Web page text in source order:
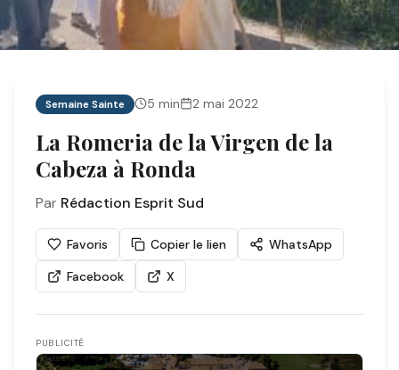
Semaine Sainte 5 min 2 mai 2022
La Romeria de la Virgen de la
Cabeza à Ronda
Par Rédaction Esprit Sud
Favoris Copier le lien
WhatsApp
Facebook
X
PUBLICITÉ